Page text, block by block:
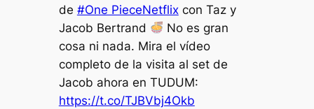
de #One PieceNetflixcon Taz y
Jacob Bertrand
No es gran
cosa ni nada. Mira el vídeo
completo de la visita al set de
Jacob ahora en TUDUM:
https://t.co/TJBVbj4Okb